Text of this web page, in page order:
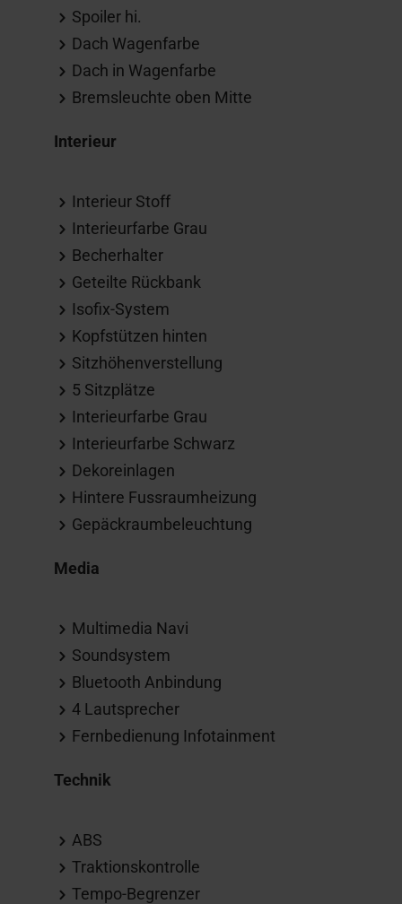
Spoiler hi.
Dach Wagenfarbe
Dach in Wagenfarbe
Bremsleuchte oben Mitte
Interieur
Interieur Stoff
Interieurfarbe Grau
Becherhalter
Geteilte Rückbank
Isofix-System
Kopfstützen hinten
Sitzhöhenverstellung
5 Sitzplätze
Interieurfarbe Grau
Interieurfarbe Schwarz
Dekoreinlagen
Hintere Fussraumheizung
Gepäckraumbeleuchtung
Media
Multimedia Navi
Soundsystem
Bluetooth Anbindung
4 Lautsprecher
Fernbedienung Infotainment
Technik
ABS
Traktionskontrolle
Tempo-Begrenzer